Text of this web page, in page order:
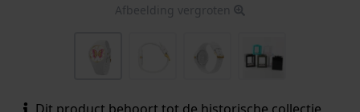
Afbeelding vergroten